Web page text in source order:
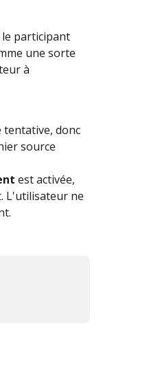
le participant
une sorte
à
tentative, donc
source
est activée,
L'utilisateur ne